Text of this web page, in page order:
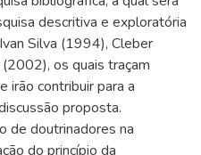
descritiva e exploratória
Silva (1994), Cleber
os quais traçam
irão contribuir para a
proposta.
de doutrinadores na
do princípio da